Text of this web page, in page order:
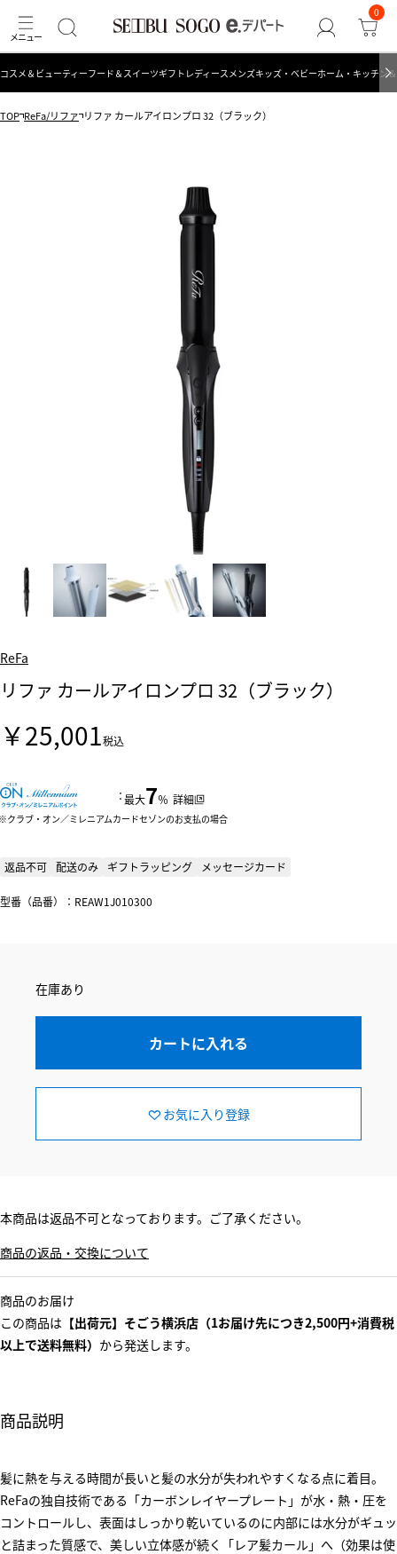
0
コスメ＆ビューティーフード＆スイーツギフト レディース メンズキッズ・ベビーホーム・キッチン
TOP ReFa/リファ リファ カールアイロンプロ 32（ブラック）
ReFa
リファ カールアイロンプロ 32（ブラック）
￥25,001税込
：最大7％ 詳細
クラブ・オン／ミレニアムカードセゾンのお支払の場合
返品不可 配送のみ ギフトラッピング メッセージカード
型番（品番）：REAW1J010300
在庫あり
カートに入れる
お気に入り登録
本商品は返品不可となっております。ご了承ください。
商品の返品・交換について
商品のお届け
この商品は 【出荷元】そごう横浜店（1お届け先につき2,500円+消費税
以上で送料無料） から発送します。
商品説明
髪に熱を与える時間が長いと髪の水分が失われやすくなる点に着目。
ReFaの独自技術である「カーボンレイヤープレート」が水・熱・圧を
コントロールし、表面はしっかり乾いているのに内部には水分がギュッ
と詰まった質感で、美しい立体感が続く「レア髪カール」へ（効果は使